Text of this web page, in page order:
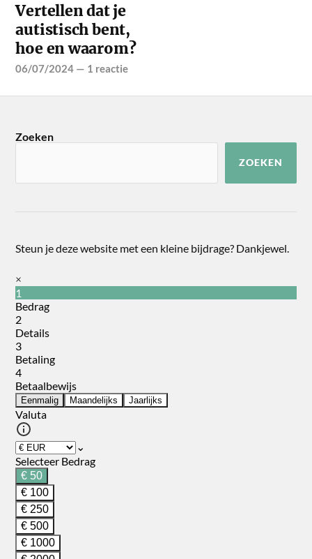
Vertellen dat je
autistisch bent,
hoe en waarom?
06/07/2024 — 1 reactie
Zoeken
ZOEKEN
Steun je deze website met een kleine bijdrage? Dankjewel.